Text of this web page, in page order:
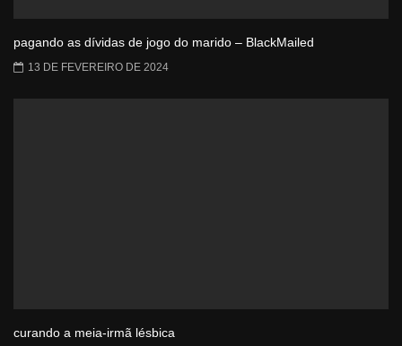
pagando as dívidas de jogo do marido – BlackMailed
13 DE FEVEREIRO DE 2024
curando a meia-irmã lésbica